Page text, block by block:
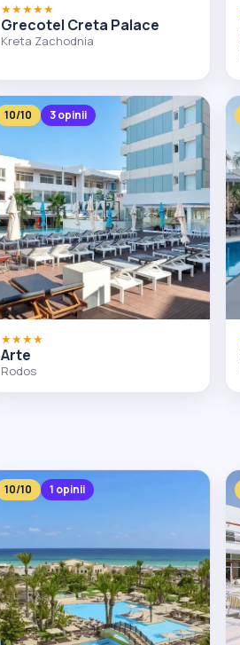
★★★★★
Grecotel Creta Palace
Kreta Zachodnia
10/10 3 opinii
★★★★
Arte
Rodos
10/10 1 opinii